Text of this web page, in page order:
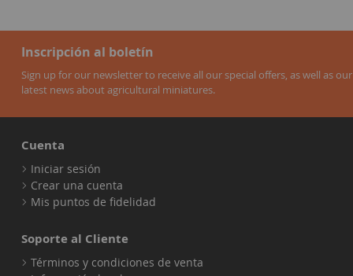
Inscripción al boletín
Sign up for our newsletter to receive all our special offers, as well as our
latest news about agricultural miniatures.
Cuenta
Iniciar sesión
Crear una cuenta
Mis puntos de fidelidad
Soporte al Cliente
Términos y condiciones de venta